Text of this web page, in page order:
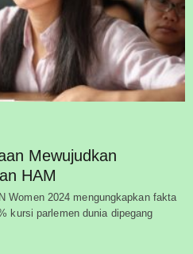
Mewujudkan
HAM
Women 2024 mengungkapkan fakta
kursi parlemen dunia dipegang